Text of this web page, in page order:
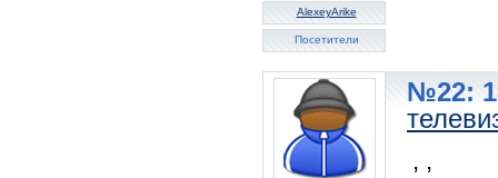
AlexeyArike
Посетители
№22:
, ,